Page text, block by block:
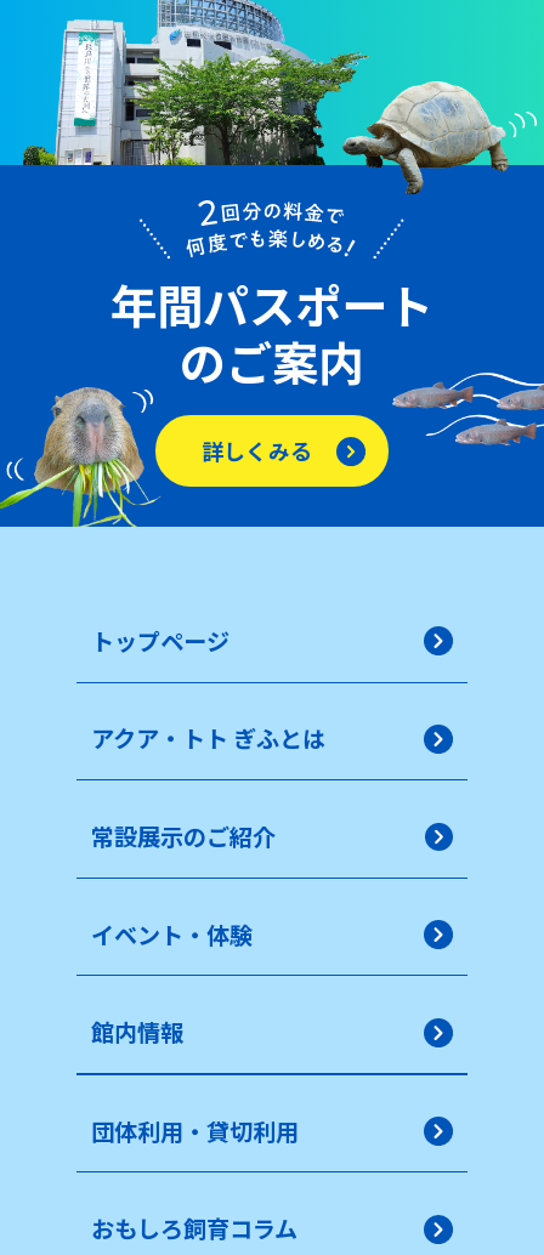
年間パスポート
のご案内
詳しくみる
トップページ
アクア・トト ぎふとは
常設展示のご紹介
イベント・体験
館内情報
団体利用・貸切利用
おもしろ飼育コラム